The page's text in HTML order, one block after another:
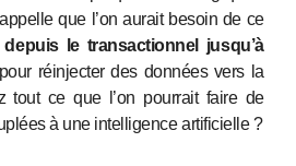
que l’on aurait besoin de ce
depuis le transactionnel jusqu’à
réinjecter des données vers la
tout ce que l’on pourrait faire de
à une intelligence artificielle ?